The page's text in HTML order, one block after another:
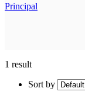
Principal
1 result
Sort by